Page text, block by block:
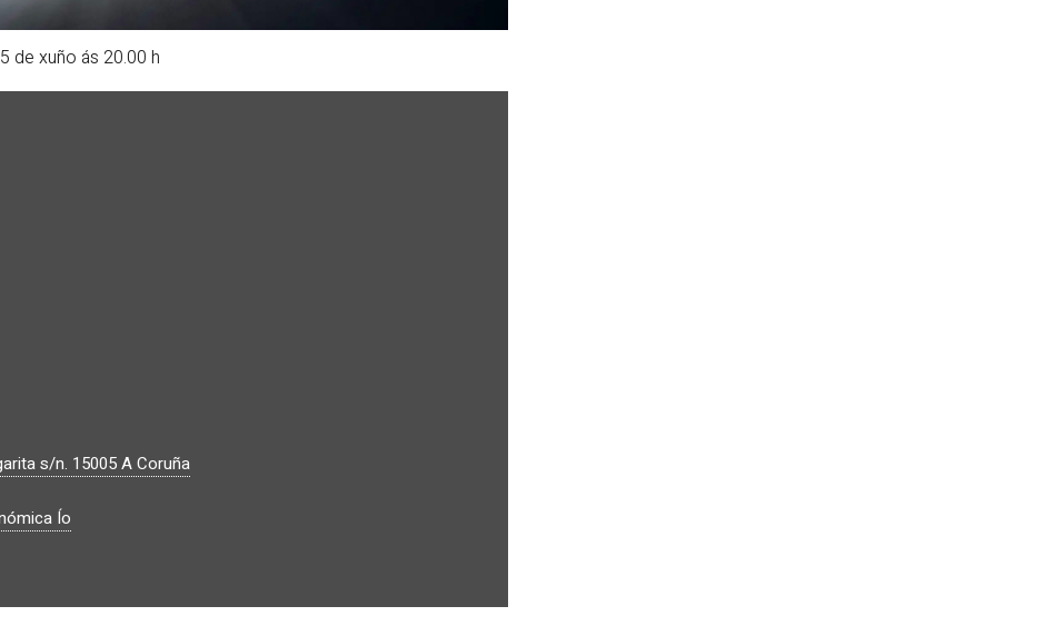
de xuño ás 20.00 h
s/n. 15005A Coruña
Ío